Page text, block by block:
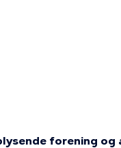
forening og